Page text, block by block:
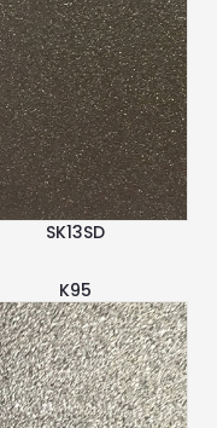
SK13SD
K95